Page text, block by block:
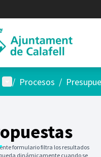
Menú principal
/ Procesos /
formulario filtra los resultados
dinámicamente cuando se